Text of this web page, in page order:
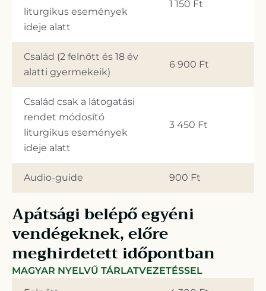
liturgikus események
ideje alatt
1 150 Ft
Család (2 felnőtt és 18 év
alatti gyermekeik)
6 900 Ft
Család csak a látogatási
rendet módosító
liturgikus események
ideje alatt
3 450 Ft
Audio-guide 900 Ft
Apátsági belépő egyéni
vendégeknek, előre
meghirdetett időpontban
MAGYAR NYELVŰ TÁRLATVEZETÉSSEL